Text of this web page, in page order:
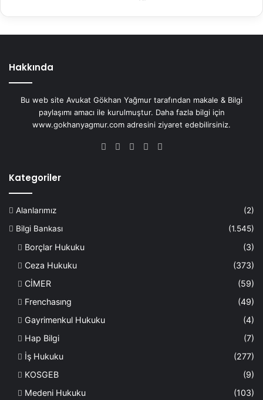
Hakkında
Bu web site Avukat Gökhan Yağmur tarafından makale & Bilgi
paylaşımı amacı ile kurulmuştur. Daha fazla bilgi için
www.gokhanyagmur.com adresini ziyaret edebilirsiniz.
Facebook
X YouTubeInstagram
Kategoriler
Alanlarımız
(2)
Bilgi Bankası
(1.545)
Borçlar Hukuku
(3)
Ceza Hukuku
(373)
CİMER
(59)
Frenchasıng
(49)
Gayrimenkul Hukuku
(4)
Hap Bilgi
(7)
İş Hukuku
(277)
KOSGEB
(9)
Medeni Hukuku
(103)